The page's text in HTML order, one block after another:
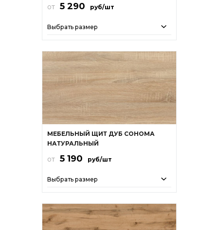
от 5 290 руб/шт
Выбрать размер
МЕБЕЛЬНЫЙ ЩИТ ДУБ СОНОМА
НАТУРАЛЬНЫЙ
от 5 190 руб/шт
Выбрать размер